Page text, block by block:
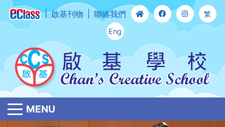
啟基刊物 聯絡我們 繁
Eng
MENU